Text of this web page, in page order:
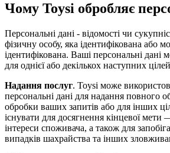
Чому Toysi обробляє
Персональні дані - відомості чи
фізичну особу, яка ідентифікована або
ідентифікована. Ваші персональні дані
для однієї або декількох наступних
Надання послуг. Toysi може
персональні дані для надання повного
обробки ваших запитів або для інших
існувати для досягнення кінцевої мети
інтереси споживача, а також для
випадків шахрайства та інших